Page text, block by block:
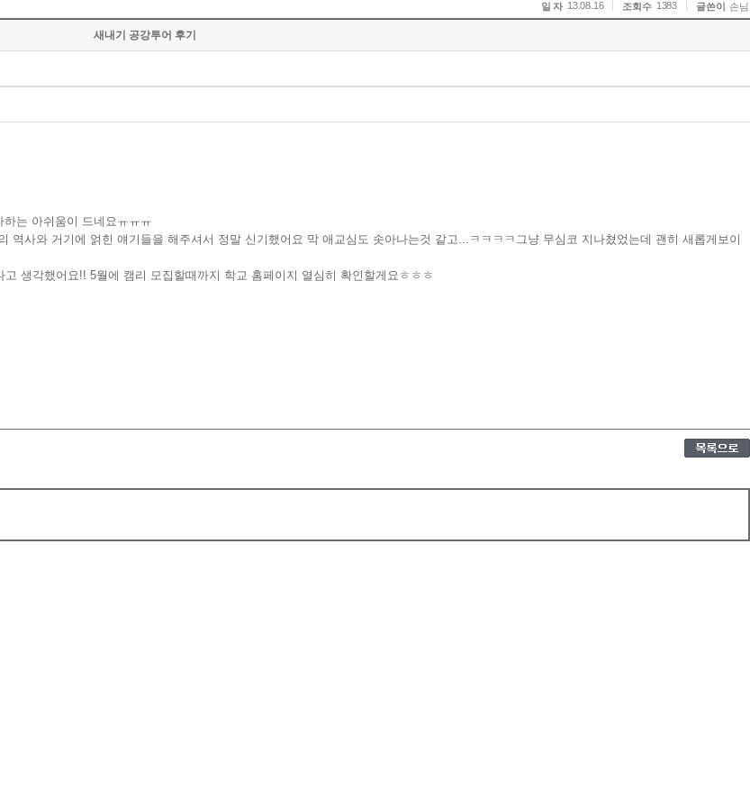
일 자 13.08.16 조회수 1383 글쓴이 손님
새내기 공강투어 후기
는 아쉬움이 드네요ㅠㅠㅠ
사와 거기에 얽힌 얘기들을 해주셔서 정말 신기했어요 막 애교심도 솟아나는것 같고...ㅋㅋㅋㅋ그냥 무심코 지나쳤었는데 괜히 새롭게보이
생각했어요!! 5월에 캠리 모집할때까지 학교 홈페이지 열심히 확인할게요ㅎㅎㅎ